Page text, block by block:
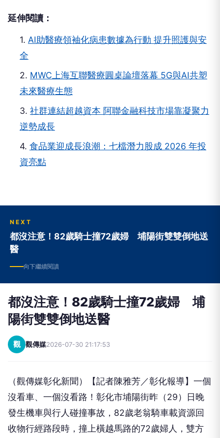
延伸閱讀：
1. AI助醫療領袖化病患數據為行動 提升照護與安
全
2. MWC上海互聯醫療圓桌論壇落幕 5G與AI共塑
未來醫療生態
3. 社群連結超越資本 阿聯金融科技市場靠凝聚力
逆勢成長
4. 食品業迎成長浪潮：七檔潛力股成 2026 年投
資亮點
NEXT
都沒注意！82歲騎士撞72歲婦 埔陽街雙雙倒地送
醫
向下繼續閱讀
都沒注意！82歲騎士撞72歲婦 埔
陽街雙雙倒地送醫
觀 觀傳媒2026-07-30 21:17:53
（觀傳媒彰化新聞）【記者陳雅芳／彰化報導】一個
沒看車、一個沒看路！彰化市埔陽街昨（29）日晚
發生機車與行人碰撞事故，82歲老翁騎車載資源回
收物行經路段時，撞上橫越馬路的72歲婦人，雙方